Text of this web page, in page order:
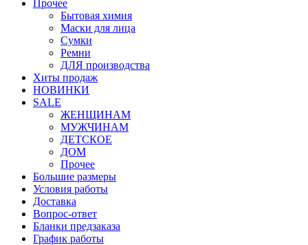
Прочее
Бытовая химия
Маски для лица
Сумки
Ремни
ДЛЯ производства
Хиты продаж
НОВИНКИ
SALE
ЖЕНЩИНАМ
МУЖЧИНАМ
ДЕТСКОЕ
ДОМ
Прочее
Большие размеры
Условия работы
Доставка
Вопрос-ответ
Бланки предзаказа
График работы